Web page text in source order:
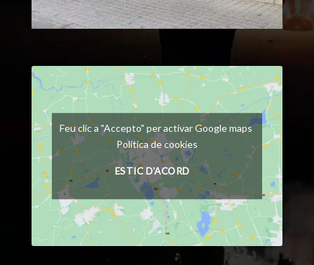
Feu clic a "Accepto" per activar Google maps
Política de cookies
ESTIC D'ACORD